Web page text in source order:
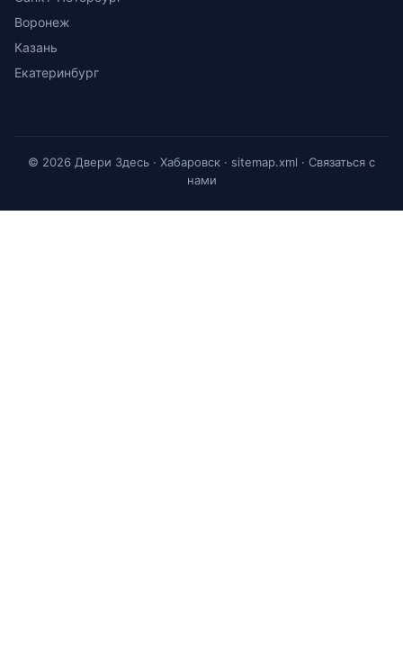
Воронеж
Казань
Екатеринбург
© 2026 Двери Здесь · Хабаровск · sitemap.xml · Связаться с
нами